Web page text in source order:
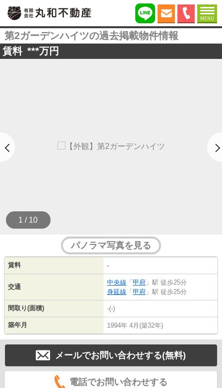
MENU
第2ガーデンハイツの過去掲載物件情報
賃料 ***万円
1 / 10
パノラマ写真を見る
賃料 -
交通
中央線 「 甲府 」駅 徒歩25分
身延線 「 甲府 」駅 徒歩25分
間取り(面積) -(-)
築年月 1994年 4月(築32年)
メールでお問い合わせする(無料)
電話でお問い合わせする